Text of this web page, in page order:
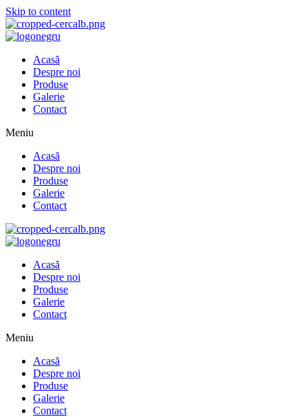
Skip to content
Acasă
Despre noi
Produse
Galerie
Contact
Meniu
Acasă
Despre noi
Produse
Galerie
Contact
Acasă
Despre noi
Produse
Galerie
Contact
Meniu
Acasă
Despre noi
Produse
Galerie
Contact